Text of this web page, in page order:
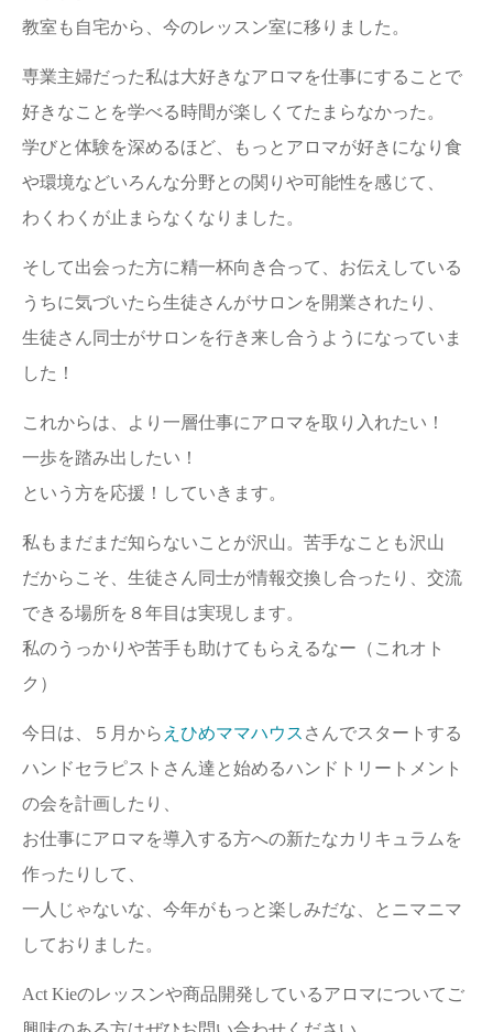
教室も自宅から、今のレッスン室に移りました。
専業主婦だった私は大好きなアロマを仕事にすることで
好きなことを学べる時間が楽しくてたまらなかった。
学びと体験を深めるほど、もっとアロマが好きになり食
や環境などいろんな分野との関りや可能性を感じて、
わくわくが止まらなくなりました。
そして出会った方に精一杯向き合って、お伝えしている
うちに気づいたら生徒さんがサロンを開業されたり、
生徒さん同士がサロンを行き来し合うようになっていま
した！
これからは、より一層仕事にアロマを取り入れたい！
一歩を踏み出したい！
という方を応援！していきます。
私もまだまだ知らないことが沢山。苦手なことも沢山
だからこそ、生徒さん同士が情報交換し合ったり、交流
できる場所を８年目は実現します。
私のうっかりや苦手も助けてもらえるなー（これオト
ク）
今日は、５月から えひめママハウス さんでスタートする
ハンドセラピストさん達と始めるハンドトリートメント
の会を計画したり、
お仕事にアロマを導入する方への新たなカリキュラムを
作ったりして、
一人じゃないな、今年がもっと楽しみだな、とニマニマ
しておりました。
Act Kieのレッスンや商品開発しているアロマについてご